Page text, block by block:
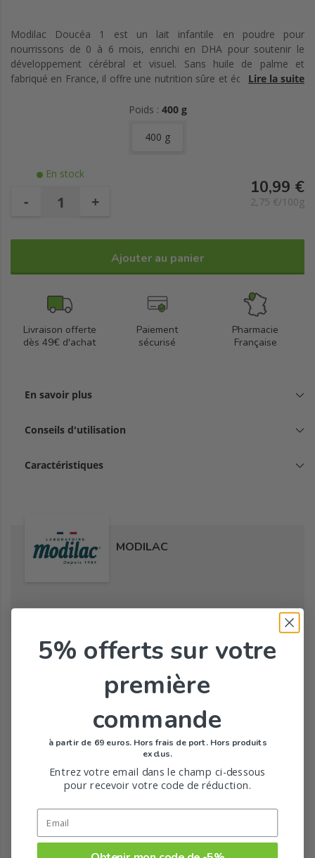
Modilac Doucéa 1 est un lait infantile en poudre pour
nourrissons de 0 à 6 mois, enrichi en DHA pour soutenir le
développement cérébral et visuel. Sans huile de palme et
fabriqué en France, il offre une nutrition sûre et équilibrée dès la
Lire la suite
Poids : 400 g
400 g
En stock
- +
10,99 €
2,75 €/100g
Ajouter au panier
Livraison offerte
dès 49€ d'achat
Paiement
sécurisé
Pharmacie
Française
En savoir plus
Conseils d'utilisation
Caractéristiques
MODILAC
5% offerts sur votre
première
commande
à partir de 69 euros. Hors frais de port. Hors produits
exclus.
Entrez votre email dans le champ ci-dessous
pour recevoir votre code de réduction.